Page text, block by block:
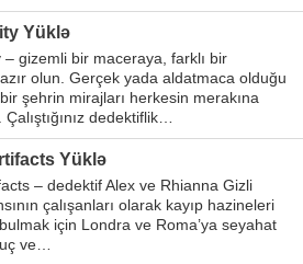
Yüklə
– gizemli bir maceraya, farklı bir
olun. Gerçek yada aldatmaca olduğu
şehrin mirajları herkesin merakına
dedektiflik…
Yüklə
– dedektif Alex ve Rhianna Gizli
çalışanları olarak kayıp hazineleri
için Londra ve Roma’ya seyahat
ve…